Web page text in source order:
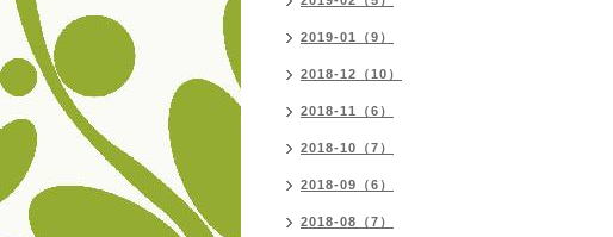
2019-01（9）
2018-12（10）
2018-11（6）
2018-10（7）
2018-09（6）
2018-08（7）